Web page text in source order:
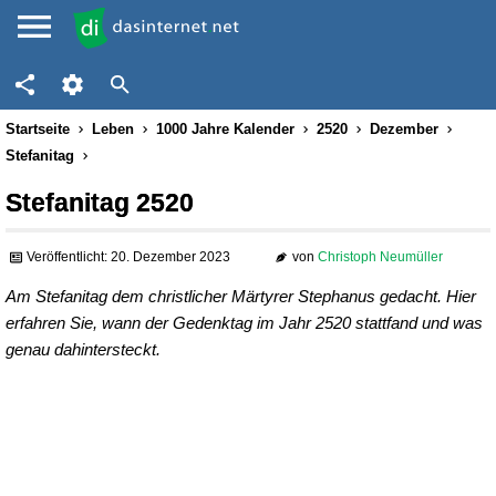
Startseite Leben 1000 Jahre Kalender 2520
Dezember
Stefanitag
Stefanitag 2520
Veröffentlicht: 20. Dezember 2023 von Christoph Neumüller
Am Stefanitag dem christlicher Märtyrer Stephanus gedacht. Hier
erfahren Sie, wann der Gedenktag im Jahr 2520 stattfand und was
genau dahintersteckt.